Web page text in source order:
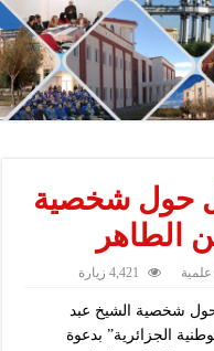
حول شخصية
الطاهر
4,421 زيارة
شخصية الشيخ عبد
الجزائرية” بدعوة